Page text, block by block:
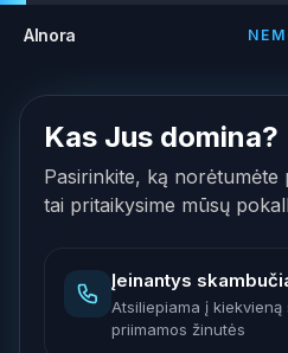
AInora
Kas Jus domina?
Pasirinkite, ką
tai pritaikysime mūsų
Įeinantys
Atsiliepiama į
priimamos žinutės